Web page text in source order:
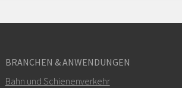
BRANCHEN & ANWENDUNGEN
Bahn und Schienenverkehr